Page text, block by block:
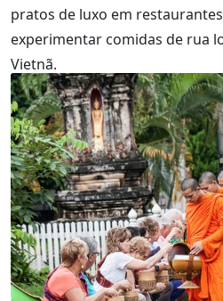
pratos de luxo em
experimentar comidas de rua
Vietnã.